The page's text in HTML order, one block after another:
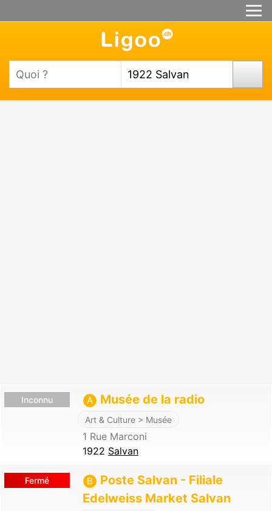
Inconnu A Musée de la radio
Art & Culture > Musée
1 Rue Marconi
1922 Salvan
Fermé B
Poste Salvan - Filiale
Edelweiss Market Salvan